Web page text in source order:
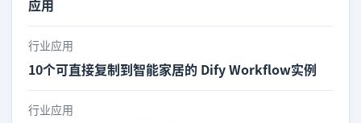
应用
行业应用
10个可直接复制到智能家居的 Dify Workflow实例
行业应用